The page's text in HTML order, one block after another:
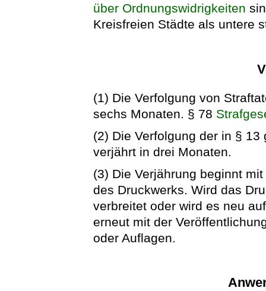
über Ordnungswidrigkeiten
Kreisfreien Städte als untere
(1) Die Verfolgung von
sechs Monaten. § 78
(2) Die Verfolgung der in §
verjährt in drei Monaten.
(3) Die Verjährung beginnt
des Druckwerks. Wird das
verbreitet oder wird es neu
erneut mit der
oder Auflagen.